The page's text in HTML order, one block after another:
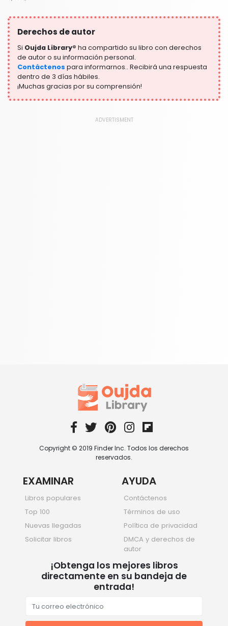
306 Books
Preparación para el examen
304 Books
Derechos de autor
Si Oujda Library® ha compartido su libro con derechos
de autor o su información personal.
Contáctenos para informarnos.. Recibirá una respuesta
dentro de 3 días hábiles.
¡Muchas gracias por su comprensión!
ADVERTISMENT
Copyright © 2019 Finder Inc. Todos los derechos
reservados.
EXAMINAR
Libros populares
Top 100
Nuevas llegadas
Solicitar libros
AYUDA
Contáctenos
Términos de uso
Política de privacidad
DMCA y derechos de
autor
¡Obtenga los mejores libros
directamente en su bandeja de
entrada!